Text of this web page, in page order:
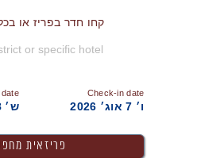
קחו חדר בפריז או
Check-in date
ו׳ 7 אוג׳ 2026 ש׳ 8 אוג׳ 2026